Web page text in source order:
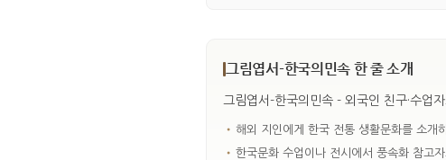
그림엽서-한국의민속 한 줄 소개
그림엽서-한국의민속 - 외국인 친구·수업
• 해외 지인에게 한국 전통 생활문화를 소개
• 한국문화 수업이나 전시에서 풍속화 참고